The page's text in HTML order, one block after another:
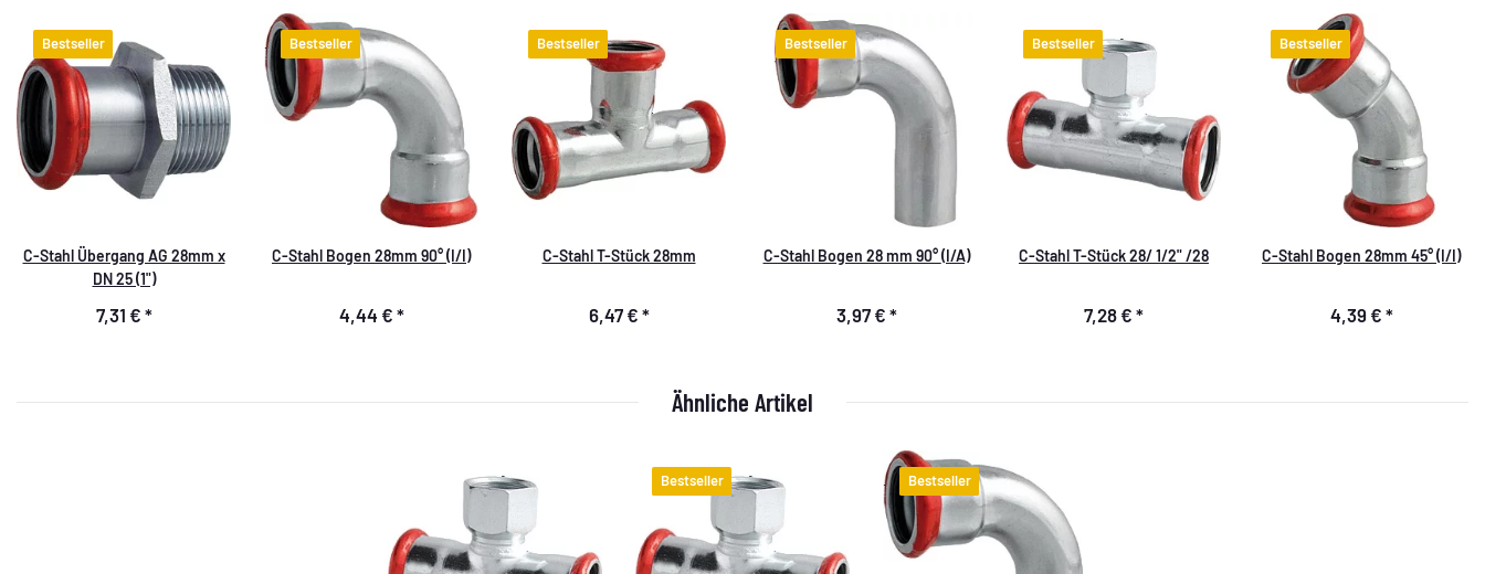
Bestseller
C-Stahl Übergang AG 28mm x
DN 25 (1")
7,31 € *
Bestseller
C-Stahl Bogen 28mm 90° (I/I)
4,44 € *
Bestseller
C-Stahl T-Stück 28mm
6,47 € *
Bestseller
C-Stahl Bogen 28 mm 90° (I/A)
3,97 € *
Bestseller
C-Stahl T-Stück 28/ 1/2" /28
7,28 € *
Bestseller
C-Stahl Bogen 28mm 45° (I/I)
4,39 € *
Ähnliche Artikel
Bestseller Bestseller